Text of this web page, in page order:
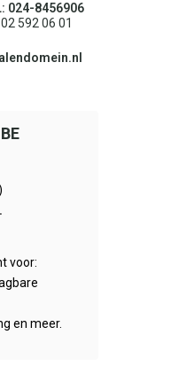
024-8456906
592 06 01
voor:
en meer.